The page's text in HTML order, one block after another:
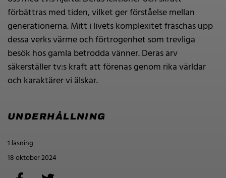
förbättras med tiden, vilket ger förståelse mellan
generationerna. Mitt i livets komplexitet fräschas upp
dessa verks värme och förtrogenhet som trevliga
besök hos gamla betrodda vänner. Deras arv
säkerställer tv:s kraft att förenas genom rika världar
och karaktärer vi älskar.
UNDERHÅLLNING
1 läsning
18 oktober 2024